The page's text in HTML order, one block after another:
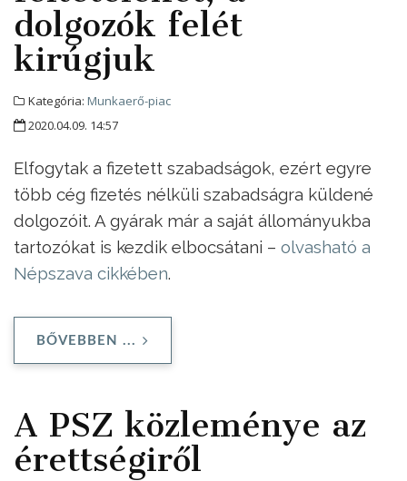
dolgozók felét
kirúgjuk
Kategória: Munkaerő-piac
2020.04.09. 14:57
Elfogytak a fizetett szabadságok, ezért egyre
több cég fizetés nélküli szabadságra küldené
dolgozóit. A gyárak már a saját állományukba
tartozókat is kezdik elbocsátani – olvasható a
Népszava cikkében.
BŐVEBBEN ...
A PSZ közleménye az
érettségiről